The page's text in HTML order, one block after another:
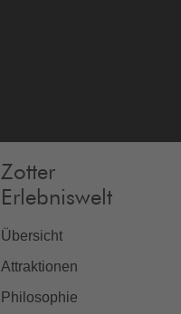
Zotter
Erlebniswelt
Übersicht
Attraktionen
Philosophie